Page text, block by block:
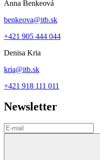
Anna Benkeová
benkeova@itb.sk
+421 905 444 044
Denisa Kria
kria@itb.sk
+421 918 111 011
Newsletter